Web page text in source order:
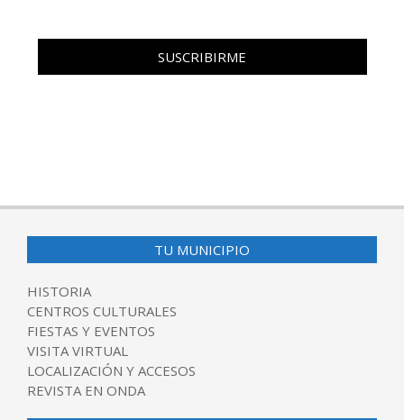
TU MUNICIPIO
HISTORIA
CENTROS CULTURALES
FIESTAS Y EVENTOS
VISITA VIRTUAL
LOCALIZACIÓN Y ACCESOS
REVISTA EN ONDA